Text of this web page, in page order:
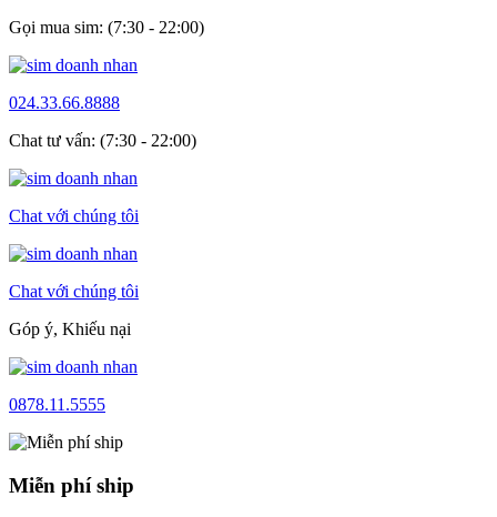
Gọi mua sim: (7:30 - 22:00)
024.33.66.8888
Chat tư vấn: (7:30 - 22:00)
Chat với chúng tôi
Chat với chúng tôi
Góp ý, Khiếu nại
0878.11.5555
Miễn phí ship